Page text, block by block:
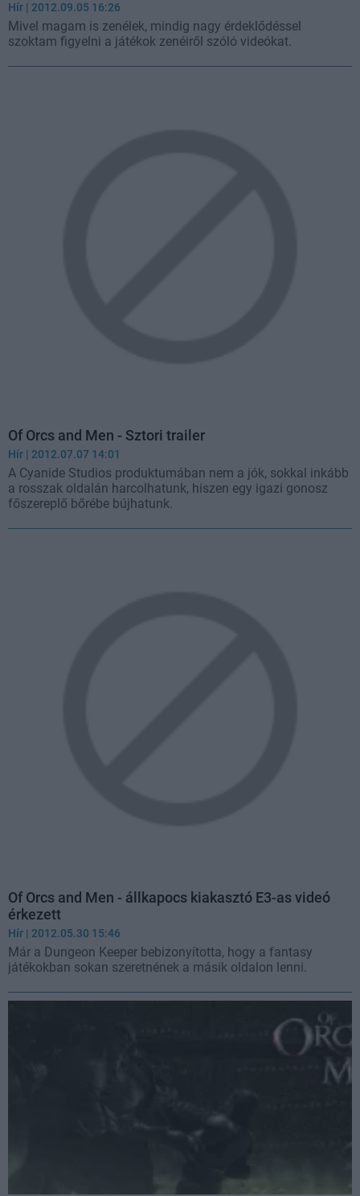
Hír | 2012.09.05 16:26
Mivel magam is zenélek, mindig nagy érdeklődéssel
szoktam figyelni a játékok zenéiről szóló videókat.
Of Orcs and Men - Sztori trailer
Hír | 2012.07.07 14:01
A Cyanide Studios produktumában nem a jók, sokkal inkább
a rosszak oldalán harcolhatunk, hiszen egy igazi gonosz
főszereplő bőrébe bújhatunk.
Of Orcs and Men - állkapocs kiakasztó E3-as videó
érkezett
Hír | 2012.05.30 15:46
Már a Dungeon Keeper bebizonyította, hogy a fantasy
játékokban sokan szeretnének a másik oldalon lenni.